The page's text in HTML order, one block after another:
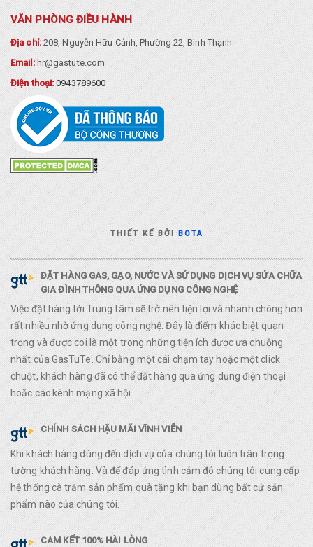
VĂN PHÒNG ĐIỀU HÀNH
Địa chỉ:208, Nguyễn Hữu Cảnh, Phường 22, Bình Thạnh
Email:hr@gastute.com
Điện thoại:0943789600
THIẾT KẾ BỞIBOTA
ĐẶT HÀNG GAS, GẠO, NƯỚC VÀ SỬ DỤNG DỊCH VỤ SỬA CHỮA
GIA ĐÌNH THÔNG QUA ỨNG DỤNG CÔNG NGHỆ
Việc đặt hàng tới Trung tâm sẽ trở nên tiện lợi và nhanh chóng hơn
rất nhiều nhờ ứng dụng công nghệ. Đây là điểm khác biệt quan
trọng và được coi là một trong những tiện ích được ưa chuộng
nhất của GasTuTe. Chỉ bằng một cái chạm tay hoặc một click
chuột, khách hàng đã có thể đặt hàng qua ứng dụng điện thoại
hoặc các kênh mạng xã hội
CHÍNH SÁCH HẬU MÃI VĨNH VIỄN
Khi khách hàng dùng đến dịch vụ của chúng tôi luôn trân trọng
tường khách hàng. Và để đáp ứng tình cảm đó chúng tôi cung cấp
hệ thống cà trăm sản phẩm quà tặng khi bạn dùng bất cứ sản
phẩm nào của chúng tôi.
CAM KẾT 100% HÀI LÒNG